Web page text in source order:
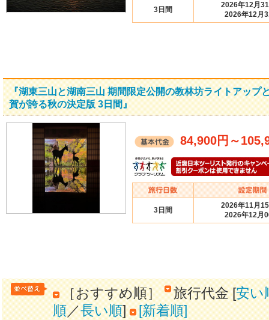
3日間
2026年12月
2026年12月
『湖東三山と湖南三山 期間限定公開の教林坊ライトアップ
賀が誇る秋の決定版 3日間』
84,900円 ～
3日間
2026年11月
2026年12月
［おすすめ順］ 旅行代金 [安い
順／長い順] [新着順]